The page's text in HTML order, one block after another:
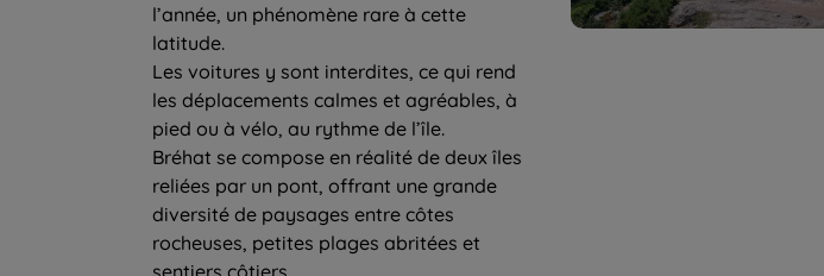
l’année, un phénomène rare à cette
latitude.
Les voitures y sont interdites, ce qui rend
les déplacements calmes et agréables, à
pied ou à vélo, au rythme de l’île.
Bréhat se compose en réalité de deux îles
reliées par un pont, offrant une grande
diversité de paysages entre côtes
rocheuses, petites plages abritées et
sentiers côtiers.